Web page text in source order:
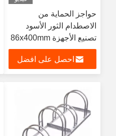
حواجز الحماية من
الاصطدام الثور الأسود
تصنيع الأجهزة 86x400mm
احصل على افضل